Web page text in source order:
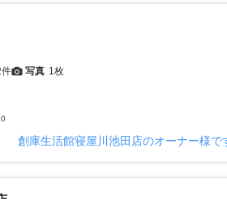
写真 1枚
創庫生活館寝屋川池田店のオーナー様で